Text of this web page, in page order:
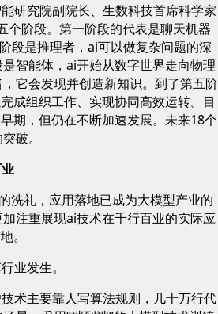
究院副院长、生数科技首席科学家
个阶段。第一阶段的代表是聊天机器
段是推理者，ai可以做复杂问题的深
智能体，ai开始从数字世界走向物理
它会发现并创造新知识。到了第五阶
成组织工作、实现协同高效运转。目
期，但仍在不断加速发展。未来18个
破。
礼，应用落地已成为大模型产业的
注重展现ai技术在千行百业的实际应
。
发生。
主要靠人写算法规则，几十万行代